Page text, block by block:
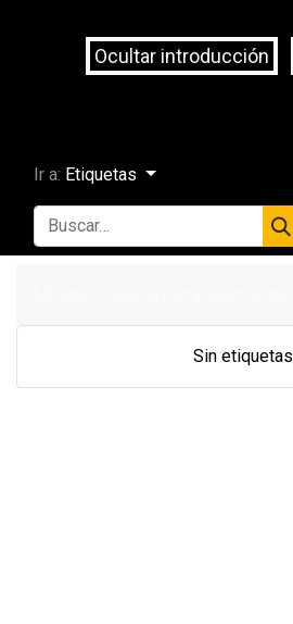
Ocultar introducción
Ir a: Etiquetas
Sin etiquetas